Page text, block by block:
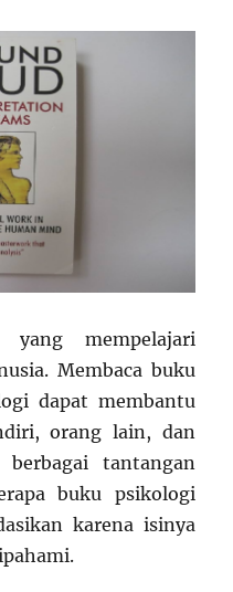
mempelajari
Membaca buku
dapat membantu
orang lain, dan
berbagai tantangan
buku psikologi
karena isinya